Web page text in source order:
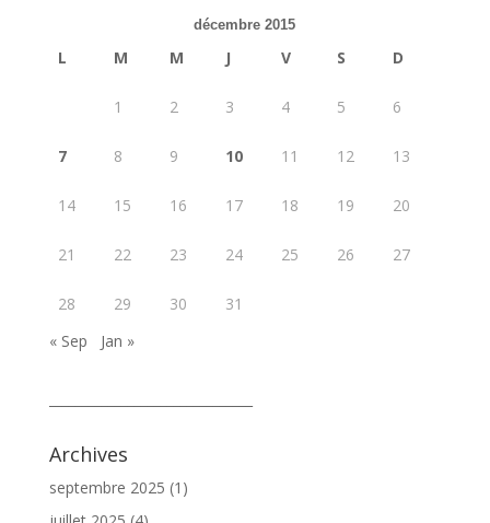
décembre 2015
L M M J V S D
1 2 3 4 5 6
7 8 9 10 11 12 13
14 15 16 17 18 19 20
21 22 23 24 25 26 27
28 29 30
31
« Sep
Jan »
Archives
septembre 2025 (1)